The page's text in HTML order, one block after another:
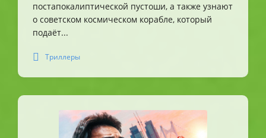
постапокалиптической пустоши, а также узнают
о советском космическом корабле, который
подаёт...
Триллеры